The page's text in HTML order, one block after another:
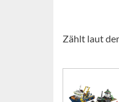
Zählt laut